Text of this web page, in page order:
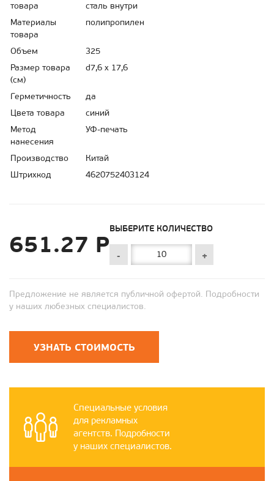
товара
сталь внутри
Материалы
товара
полипропилен
Объем
325
Размер товара
(см)
d7,6 х 17,6
Герметичность
да
Цвета товара
синий
Метод
нанесения
УФ-печать
Производство
Китай
Штрихкод
4620752403124
651.27 Р
ВЫБЕРИТЕ КОЛИЧЕСТВО
- +
Предложение не является публичной офертой. Подробности
у наших любезных специалистов.
УЗНАТЬ СТОИМОСТЬ
Специальные условия
для рекламных
агентств. Подробности
у наших специалистов.